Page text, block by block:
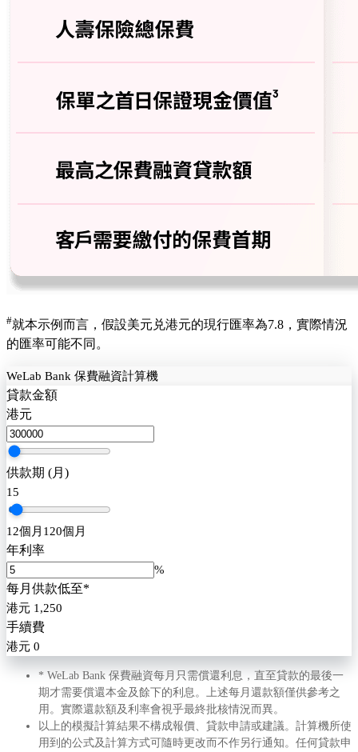
#就本示例而言，假設美元兑港元的現行匯率為7.8，實際情況
的匯率可能不同。
WeLab Bank 保費融資計算機​
貸款金額
港元
供款期 (月)
15
12個月 120個月
年利率
%
每月供款低至*
港元 1,250
手續費
港元 0
* WeLab Bank 保費融資每月只需償還利息，直至貸款的最後一
期才需要償還本金及餘下的利息。上述每月還款額僅供參考之
用。實際還款額及利率會視乎最終批核情況而異。​
以上的模擬計算結果不構成報價、貸款申請或建議。計算機所使
用到的公式及計算方式可隨時更改而不作另行通知。任何貸款申